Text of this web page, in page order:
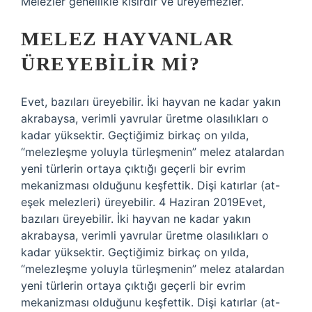
MELEZ HAYVANLAR
ÜREYEBILIR MI?
Evet, bazıları üreyebilir. İki hayvan ne kadar yakın
akrabaysa, verimli yavrular üretme olasılıkları o
kadar yüksektir. Geçtiğimiz birkaç on yılda,
“melezleşme yoluyla türleşmenin” melez atalardan
yeni türlerin ortaya çıktığı geçerli bir evrim
mekanizması olduğunu keşfettik. Dişi katırlar (at-
eşek melezleri) üreyebilir. 4 Haziran 2019Evet,
bazıları üreyebilir. İki hayvan ne kadar yakın
akrabaysa, verimli yavrular üretme olasılıkları o
kadar yüksektir. Geçtiğimiz birkaç on yılda,
“melezleşme yoluyla türleşmenin” melez atalardan
yeni türlerin ortaya çıktığı geçerli bir evrim
mekanizması olduğunu keşfettik. Dişi katırlar (at-